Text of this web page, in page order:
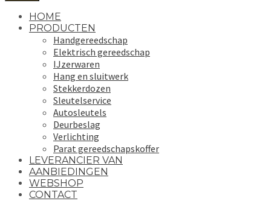
HOME
PRODUCTEN
Handgereedschap
Elektrisch gereedschap
IJzerwaren
Hang en sluitwerk
Stekkerdozen
Sleutelservice
Autosleutels
Deurbeslag
Verlichting
Parat gereedschapskoffer
LEVERANCIER VAN
AANBIEDINGEN
WEBSHOP
CONTACT